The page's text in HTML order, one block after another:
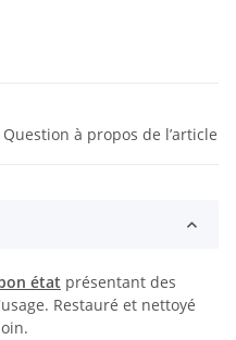
Question à propos de l’article
état présentant des
Restauré et nettoyé